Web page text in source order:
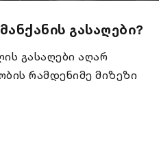
გასაღები?
გასაღები აღარ
რამდენიმე მიზეზი